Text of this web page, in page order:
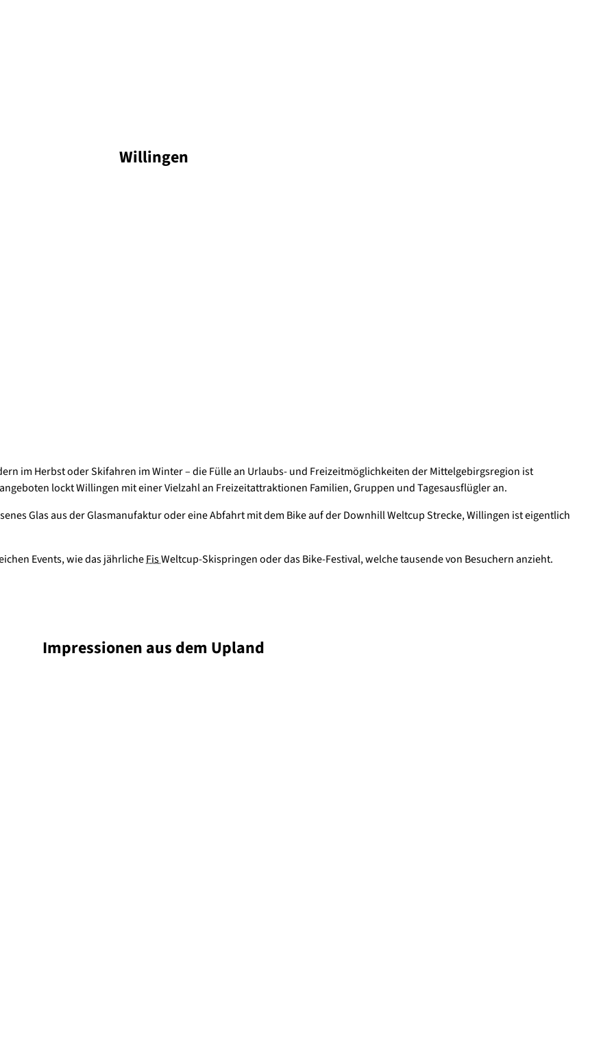
Willingen
im Herbst oder Skifahren im Winter – die Fülle an Urlaubs- und Freizeitmöglichkeiten der Mittelgebirgsregion ist
lockt Willingen mit einer Vielzahl an Freizeitattraktionen Familien, Gruppen und Tagesausflügler an.
Glas aus der Glasmanufaktur oder eine Abfahrt mit dem Bike auf der Downhill Weltcup Strecke, Willingen ist eigentlich
Events, wie das jährlicheFisWeltcup-Skispringen oder das Bike-Festival, welche tausende von Besuchern anzieht.
Impressionen aus dem Upland